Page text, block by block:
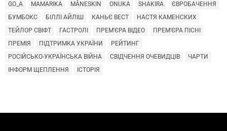
GO_A
MAMARIKA MÅNESKIN ONUKA SHAKIRA
ЄВРОБАЧЕННЯ
БУМБОКС
БІЛЛІ АЙЛІШ КАНЬЄ ВЕСТ
НАСТЯ КАМЕНСКИХ
ТЕЙЛОР СВІФТ
ГАСТРОЛІ ПРЕМ'ЄРА ВІДЕО
ПРЕМ'ЄРА ПІСНІ
ПРЕМІЯ
ПІДТРИМКА УКРАЇНИ
РЕЙТИНГ
РОСІЙСЬКО-УКРАЇНСЬКА ВІЙНА
СВІДЧЕННЯ ОЧЕВИДЦІВ
ЧАРТИ
ІНФОРМ ЩЕПЛЕННЯ
ІСТОРІЯ